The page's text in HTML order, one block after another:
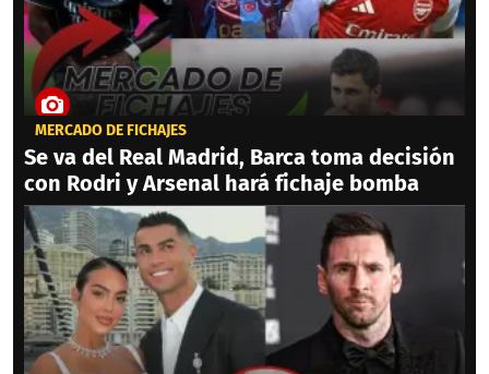
MERCADO DE FICHAJES
Se va del Real Madrid, Barca toma decisión
con Rodri y Arsenal hará fichaje bomba